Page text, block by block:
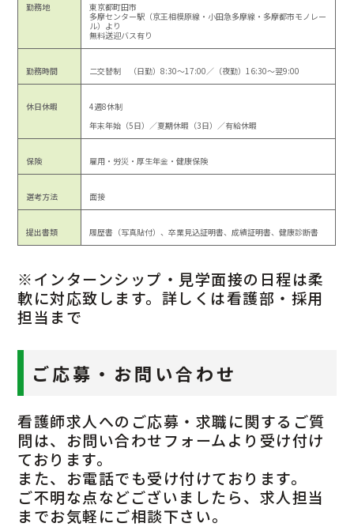
勤務地
東京都町田市
多摩センター駅（京王相模原線・小田急多摩線・多摩都市モノレー
ル）より
無料送迎バス有り
勤務時間 二交替制 （日勤）8:30～17:00／（夜勤）16:30～翌9:00
休日休暇
4週8休制
年末年始（5日）／夏期休暇（3日）／有給休暇
保険 雇用・労災・厚生年金・健康保険
選考方法 面接
提出書類 履歴書（写真貼付）、卒業見込証明書、成績証明書、健康診断書
※インターンシップ・見学面接の日程は柔
軟に対応致します。詳しくは看護部・採用
担当まで
ご応募・お問い合わせ
看護師求人へのご応募・求職に関するご質
問は、お問い合わせフォームより受け付け
ております。
また、お電話でも受け付けております。
ご不明な点などございましたら、求人担当
までお気軽にご相談下さい。